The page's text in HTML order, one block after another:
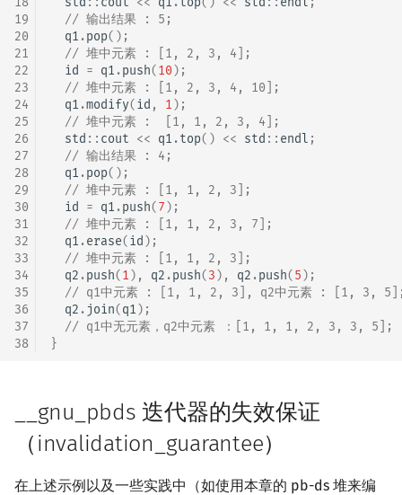
19
20
21
22
23
24
25
26
27
28
29
30
31
32
33
34
35
36
37
38
// 输出结果 : 5;
q1 .pop();
// 堆中元素 : [1, 2, 3, 4];
id
= q1 .push(10);
// 堆中元素 : [1, 2, 3, 4, 10];
q1 .modify(id , 1);
// 堆中元素 :  [1, 1, 2, 3, 4];
std :: cout << q1 .top() << std :: endl ;
// 输出结果 : 4;
q1 .pop();
// 堆中元素 : [1, 1, 2, 3];
id
= q1 .push(7);
// 堆中元素 : [1, 1, 2, 3, 7];
q1 .erase(id );
// 堆中元素 : [1, 1, 2, 3];
q2 .push(1), q2 .push(3), q2 .push(5);
// q1中元素 : [1, 1, 2, 3], q2中元素 : [1, 3,
q2 . join(q1);
// q1中无元素，q2中元素 ：[1, 1, 1, 2, 3, 3, 5];
}
__gnu_pbds 迭代器的失效保证
（invalidation_guarantee）
在上述示例以及一些实践中（如使用本章的 pb-ds 堆来编